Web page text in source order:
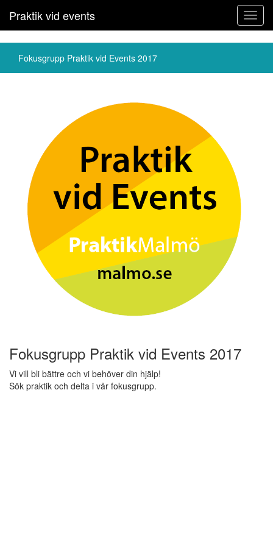
Praktik vid events
Fokusgrupp Praktik vid Events 2017
Fokusgrupp Praktik vid Events 2017
Vi vill bli bättre och vi behöver din hjälp!
Sök praktik och delta i vår fokusgrupp.